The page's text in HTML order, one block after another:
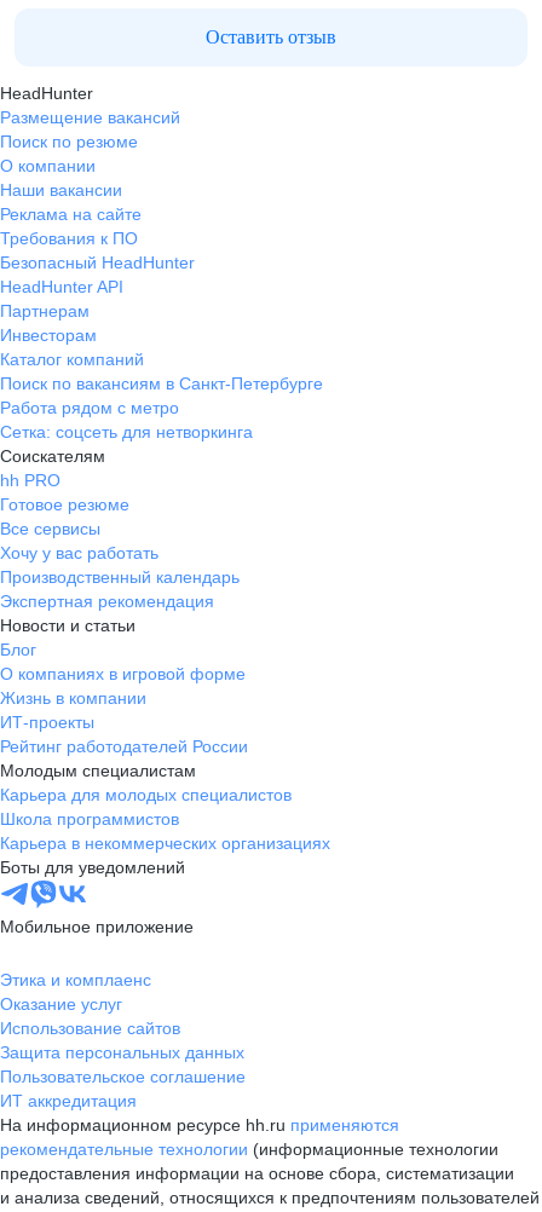
Оставить отзыв
HeadHunter
Размещение вакансий
Поиск по резюме
О компании
Наши вакансии
Реклама на сайте
Требования к ПО
Безопасный HeadHunter
HeadHunter API
Партнерам
Инвесторам
Каталог компаний
Поиск по вакансиям в Санкт-Петербурге
Работа рядом с метро
Сетка: соцсеть для нетворкинга
Соискателям
hh PRO
Готовое резюме
Все сервисы
Хочу у вас работать
Производственный календарь
Экспертная рекомендация
Новости и статьи
Блог
О компаниях в игровой форме
Жизнь в компании
ИТ-проекты
Рейтинг работодателей России
Молодым специалистам
Карьера для молодых специалистов
Школа программистов
Карьера в некоммерческих организациях
Боты для уведомлений
Мобильное приложение
Этика и комплаенс
Оказание услуг
Использование сайтов
Защита персональных данных
Пользовательское соглашение
ИТ аккредитация
На информационном ресурсе hh.ru применяются
рекомендательные технологии (информационные технологии
предоставления информации на основе сбора, систематизации
и анализа сведений, относящихся к предпочтениям пользователей